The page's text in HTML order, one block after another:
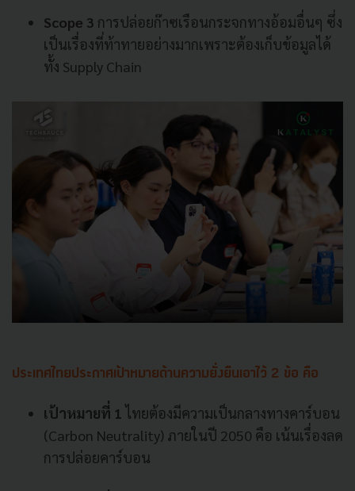
Scope 3 การปล่อยก๊าซเรือนกระจกทางอ้อมอื่นๆ ซึ่ง
เป็นเรื่องที่ท้าทายอย่างมากเพราะต้องเก็บข้อมูลได้
ทั้ง Supply Chain
ประเทศไทยประกาศเป้าหมายด้านความยั่งยืนเอาไว้ 2 ข้อ คือ
เป้าหมายที่ 1 ไทยต้องมีความเป็นกลางทางคาร์บอน
(Carbon Neutrality) ภายในปี 2050 คือ เน้นเรื่องลด
การปล่อยคาร์บอน